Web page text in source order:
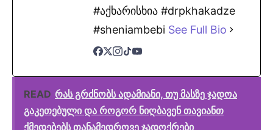
#აქხარისხია #drpkhakadze
#sheniambebi See Full Bio
READ რას გრძნობს ადამიანი, თუ მასზე ჯადოა
გაკეთებული და როგორ ნიღბავენ თავიანთ
ქმედებებს თანამედროვე ჯადოქრები